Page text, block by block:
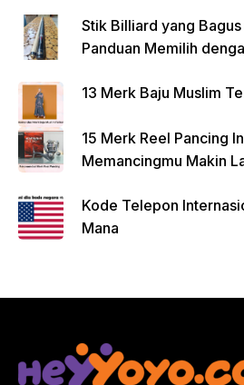
Stik Billiard yang
Panduan Memilih
13 Merk Baju Muslim
15 Merk Reel Pancing
Memancingmu Makin
Kode Telepon
Mana